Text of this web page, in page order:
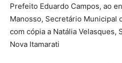
Prefeito Eduardo Campos, ao
Manosso, Secretário Municipal
com cópia a Natália Velasques,
Nova Itamarati